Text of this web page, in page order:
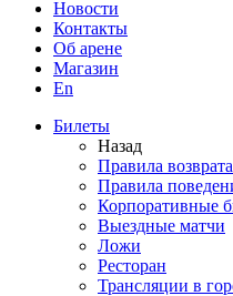
Новости
Контакты
Об арене
Магазин
En
Билеты
Назад
Правила
Правила
Корпоративные
Выездные матчи
Ложи
Ресторан
Трансляции в